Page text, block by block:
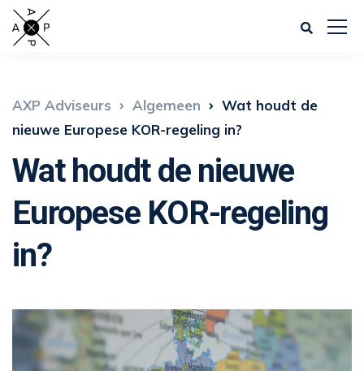
AXP Adviseurs Algemeen
Wat houdt de
nieuwe Europese KOR-regeling in?
Wat houdt de nieuwe
Europese KOR-regeling
in?